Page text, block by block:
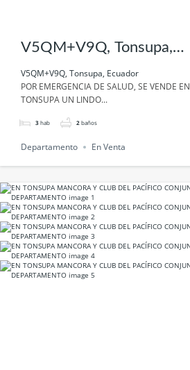
V5QM+V9Q, Tonsupa,
Ecuador
V5QM+V9Q, Tonsupa, Ecuador
POR EMERGENCIA DE SALUD, SE VENDE EN
TONSUPA UN LINDO...
3 hab 2 baños
Departamento En Venta